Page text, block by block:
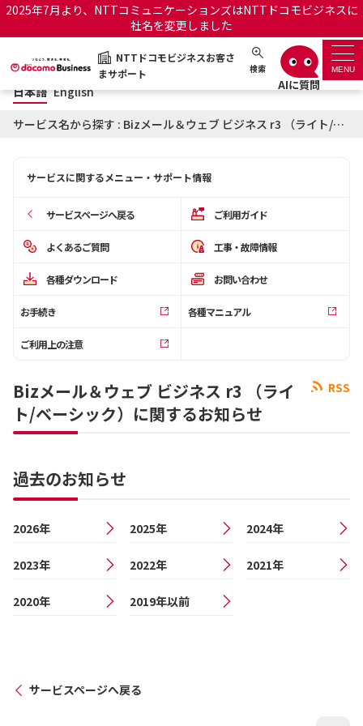
2025年7月より、NTTコミュニケーションズはNTTドコモビジネスに
社名を変更しました
NTTドコモビジネスお客さ
まサポート
検索 MENU
NTTドコモビジネスお客さまサポート 日本語 English
サポートトップ
お知らせ サポートサイトの使い方
OCNのお客さまはこちら
工事・故障情報通知サー
オフィシャルサイト
日本語 English
サービス名から探す : Bizメール＆ウェブ ビジネス r3 （ライト/ベーシック）に関するお知らせ
サービスに関するメニュー・サポート情報
サービスページへ戻る ご利用ガイド
よくあるご質問 工事・故障情報
各種ダウンロード お問い合わせ
お手続き 各種マニュアル
ご利用上の注意
RSS
Bizメール＆ウェブ ビジネス r3 （ライ
ト/ベーシック）に関するお知らせ
過去のお知らせ
2026年 2025年 2024年
2023年 2022年 2021年
2020年 2019年以前
サービスページへ戻る